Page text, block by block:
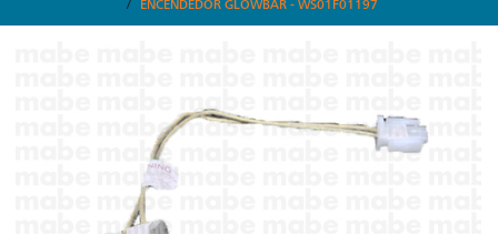
ENCENDEDOR GLOWBAR - WS01F01197